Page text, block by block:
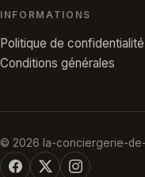
INFORMATIONS
Politique de confidentialité
Conditions générales
© 2026 la-conciergerie-